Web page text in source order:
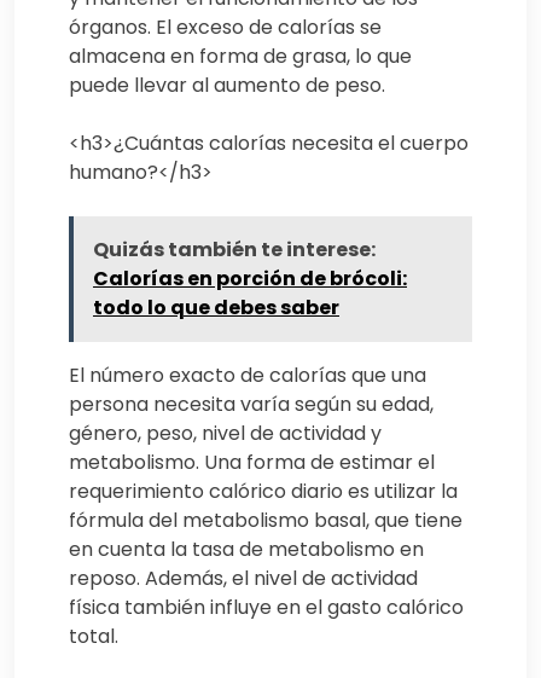
órganos. El exceso de calorías se
almacena en forma de grasa, lo que
puede llevar al aumento de peso.
<h3>¿Cuántas calorías necesita el cuerpo
humano?</h3>
Quizás también te interese:
Calorías en porción de brócoli:
todo lo que debes saber
El número exacto de calorías que una
persona necesita varía según su edad,
género, peso, nivel de actividad y
metabolismo. Una forma de estimar el
requerimiento calórico diario es utilizar la
fórmula del metabolismo basal, que tiene
en cuenta la tasa de metabolismo en
reposo. Además, el nivel de actividad
física también influye en el gasto calórico
total.